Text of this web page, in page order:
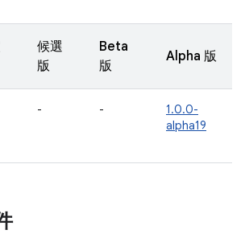
候選
版
Beta
版
Alpha 版
- -
1.0.0-
alpha19